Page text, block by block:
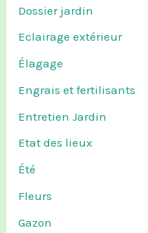
Dossier jardin
Eclairage extérieur
Élagage
Engrais et fertilisants
Entretien Jardin
Etat des lieux
Été
Fleurs
Gazon